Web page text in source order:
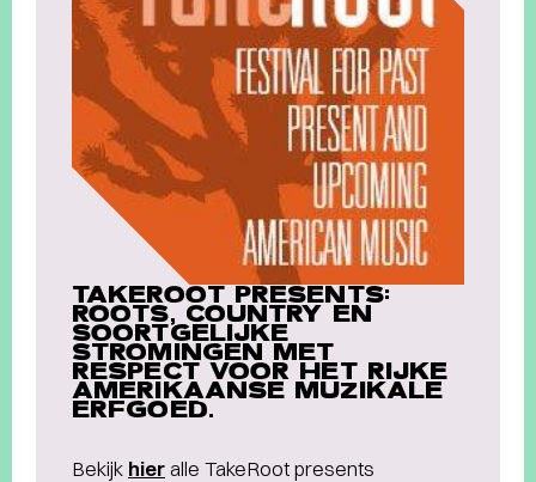
TAKEROOT PRESENTS:
ROOTS, COUNTRY EN
SOORTGELIJKE
STROMINGEN MET
RESPECT VOOR HET RIJKE
AMERIKAANSE MUZIKALE
ERFGOED.
Bekijk hieralle TakeRoot presents